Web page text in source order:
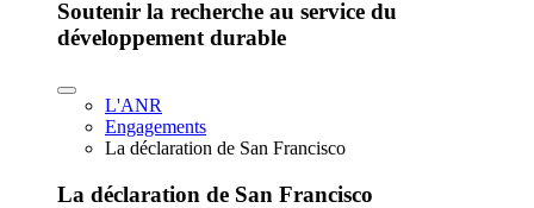
Soutenir la recherche au service du
développement durable
L'ANR
Engagements
La déclaration de San Francisco
La déclaration de San Francisco